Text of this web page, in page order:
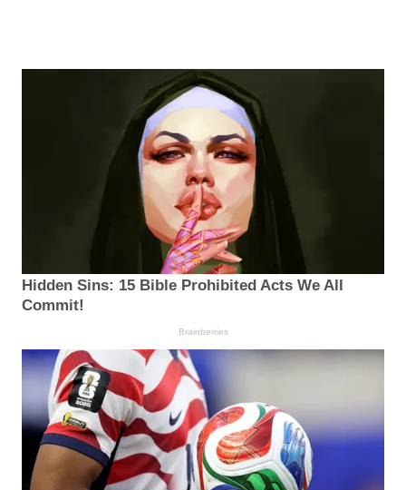
Hidden Sins: 15 Bible Prohibited Acts We All
Commit!
Brainberries